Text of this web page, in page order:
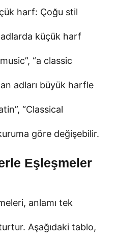
harf: Çoğu stil
küçük harf
“a classic
adları büyük harfle
“Classical
göre değişebilir.
Eşleşmeler
anlamı tek
Aşağıdaki tablo,